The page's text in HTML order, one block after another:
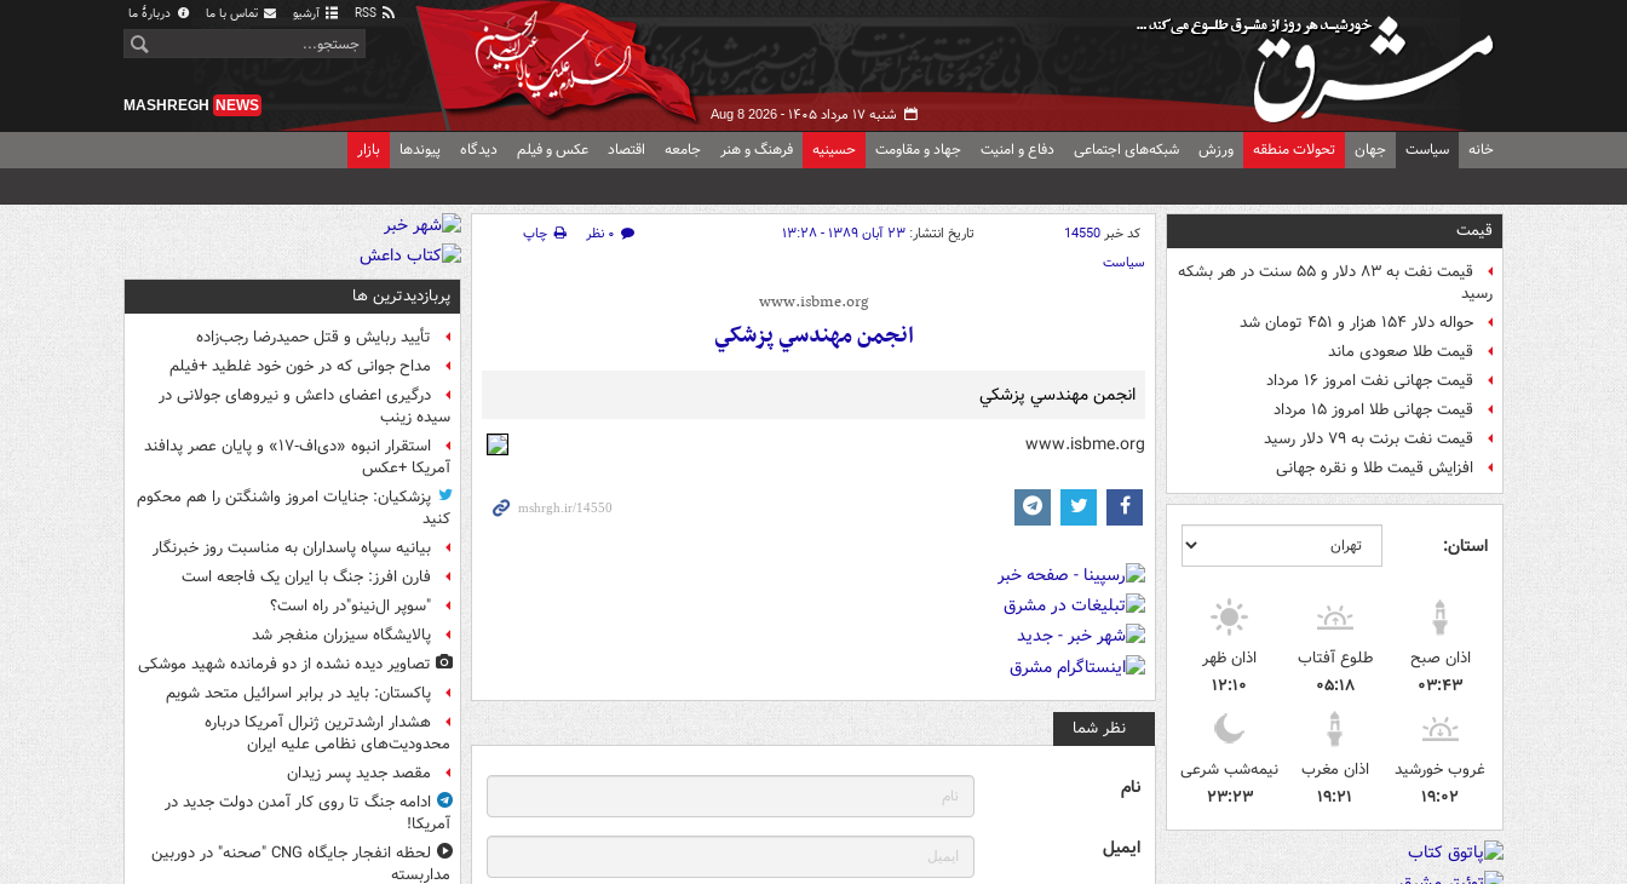
آرشیو تماس با ما دربارهٔ ما
شنبه ۱۷ مرداد ۱۴۰۵ - Aug 8 2026
MASHREGH NEWS
خانه سیاست جهان تحولات منطقه ورزش شبکه‌های اجتماعی دفاع و امنیت جهاد و مقاومت حسینیه فرهنگ و هنر جامعه اقتصاد عکس و فیلم دیدگاه پیوندها بازار
قیمت
قیمت نفت به ۸۳ دلار و ۵۵ سنت در هر بشکه
رسید
حواله دلار ۱۵۴ هزار و ۴۵۱ تومان شد
قیمت طلا صعودی ماند
قیمت جهانی نفت امروز ۱۶ مرداد
قیمت جهانی طلا امروز ۱۵ مرداد
قیمت نفت برنت به ۷۹ دلار رسید
افزایش قیمت طلا و نقره جهانی
استان:
اذان صبح
۰۳:۴۳
طلوع آفتاب
۰۵:۱۸
اذان ظهر
۱۲:۱۰
غروب خورشید
۱۹:۰۲
اذان مغرب
۱۹:۲۱
نیمه‌شب شرعی
۲۳:۲۳
کد خبر14550 تاریخ انتشار: ۲۳ آبان ۱۳۸۹ - ۱۳:۲۸ ۰ نظر
چاپ
سیاست
www.isbme.org
انجمن مهندسي پزشکي
انجمن مهندسي پزشکي
www.isbme.org
نظر شما
نام
ایمیل
پربازدیدترین ها
تأیید ربایش و قتل حمیدرضا رجب‌زاده
مداح جوانی که در خون خود غلطید +فیلم
درگیری اعضای داعش و نیروهای جولانی در
سیده زینب
استقرار انبوه «دی‌اف‑۱۷» و پایان عصر پدافند
آمریکا +عکس
پزشکیان: جنایات امروز واشنگتن را هم محکوم
کنید
بیانیه سپاه پاسداران به مناسبت روز خبرنگار
فارن افرز: جنگ با ایران یک فاجعه است
"سوپر ال‌نینو"در راه است؟
پالایشگاه سیزران منفجر شد
تصاویر دیده‌ نشده از دو فرمانده شهید موشکی
پاکستان: باید در برابر اسرائیل متحد شویم
هشدار ارشدترین ژنرال آمریکا درباره
محدودیت‌های نظامی علیه ایران
مقصد جدید پسر زیدان
ادامه جنگ تا روی کار آمدن دولت جدید در
آمریکا!
لحظه انفجار جایگاه CNG "صحنه" در دوربین
مداربسته